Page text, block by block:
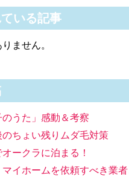
いる記事
ません。
のうた」感動＆考察
のちょい残りムダ毛対策
ークラに泊まる！
イホームを依頼すべき業者